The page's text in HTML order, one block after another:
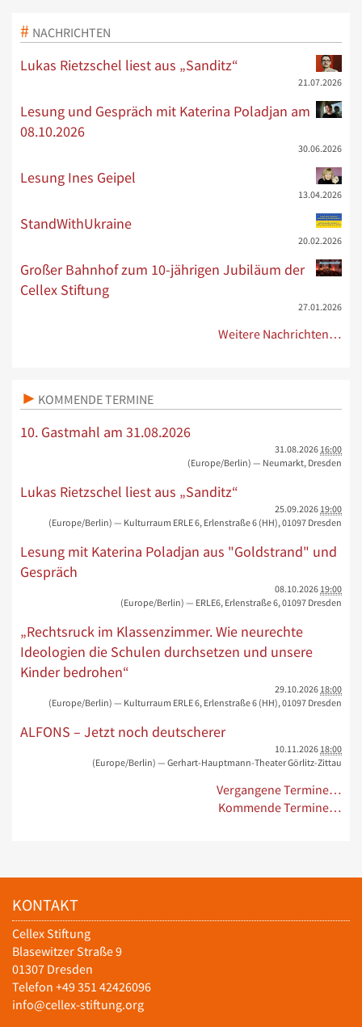
NACHRICHTEN
Lukas Rietzschel liest aus „Sanditz“
21.07.2026
Lesung und Gespräch mit Katerina Poladjan am
08.10.2026
30.06.2026
Lesung Ines Geipel
13.04.2026
StandWithUkraine
20.02.2026
Großer Bahnhof zum 10-jährigen Jubiläum der
Cellex Stiftung
27.01.2026
Weitere Nachrichten…
KOMMENDE TERMINE
10. Gastmahl am 31.08.2026
31.08.2026 16:00
(Europe/Berlin) — Neumarkt, Dresden
Lukas Rietzschel liest aus „Sanditz“
25.09.2026 19:00
(Europe/Berlin) — Kulturraum ERLE 6, Erlenstraße 6 (HH), 01097 Dresden
Lesung mit Katerina Poladjan aus "Goldstrand" und
Gespräch
08.10.2026 19:00
(Europe/Berlin) — ERLE6, Erlenstraße 6, 01097 Dresden
„Rechtsruck im Klassenzimmer. Wie neurechte
Ideologien die Schulen durchsetzen und unsere
Kinder bedrohen“
29.10.2026 18:00
(Europe/Berlin) — Kulturraum ERLE 6, Erlenstraße 6 (HH), 01097 Dresden
ALFONS – Jetzt noch deutscherer
10.11.2026 18:00
(Europe/Berlin) — Gerhart-Hauptmann-Theater Görlitz-Zittau
Vergangene Termine…
Kommende Termine…
KONTAKT
Cellex Stiftung
Blasewitzer Straße 9
01307 Dresden
Telefon +49 351 42426096
info@cellex-stiftung.org